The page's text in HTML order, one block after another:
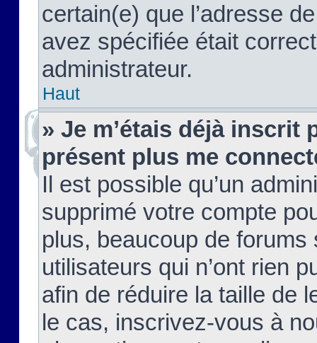
certain(e) que l’adresse
avez spécifiée était
administrateur.
Haut
» Je m’étais déjà inscrit
présent plus me
Il est possible qu’un
supprimé votre compte
plus, beaucoup de
utilisateurs qui n’ont rien
afin de réduire la taille de
le cas, inscrivez-vous à